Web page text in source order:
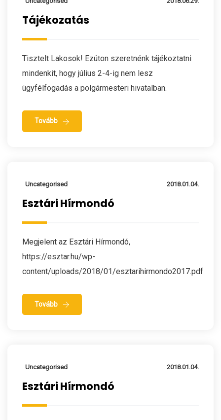
Tájékozatás
Tisztelt Lakosok! Ezúton szeretnénk tájékoztatni
mindenkit, hogy július 2-4-ig nem lesz
ügyfélfogadás a polgármesteri hivatalban.
Tovább
Uncategorised 2018.01.04.
Esztári Hírmondó
Megjelent az Esztári Hírmondó,
https://esztar.hu/wp-
content/uploads/2018/01/esztarihirmondo2017.pdf
Tovább
Uncategorised 2018.01.04.
Esztári Hírmondó